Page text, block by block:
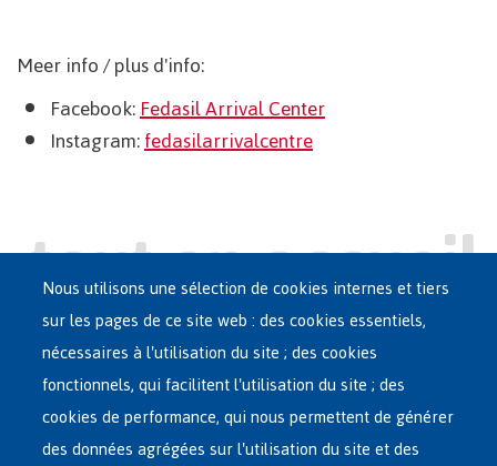
Meer info / plus d'info:
Facebook:Fedasil Arrival Center
Instagram:fedasilarrivalcentre
Main
French
ASILE EN BELGIQUE
RÉSEAU D'ACCUEIL
Nous utilisons une sélection de cookies internes et tiers
sur les pages de ce site web : des cookies essentiels,
nécessaires à l'utilisation du site ; des cookies
fonctionnels, qui facilitent l'utilisation du site ; des
cookies de performance, qui nous permettent de générer
des données agrégées sur l'utilisation du site et des